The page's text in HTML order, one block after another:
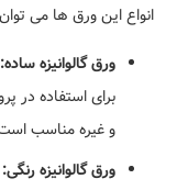
انواع این ورق ها می
ورق گالوانیزه ساده:
برای استفاده در
و غیره مناسب
ورق گالوانیزه رنگی: